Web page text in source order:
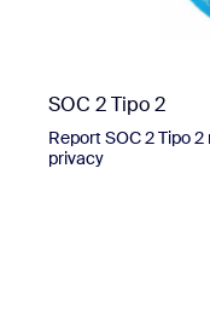
SOC 2 Tipo 2
Report SOC 2 Tipo
privacy